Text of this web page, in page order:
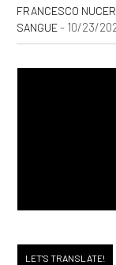
FRANCESCO
SANGUE- 10/23/
LET'S TRANSLATE!